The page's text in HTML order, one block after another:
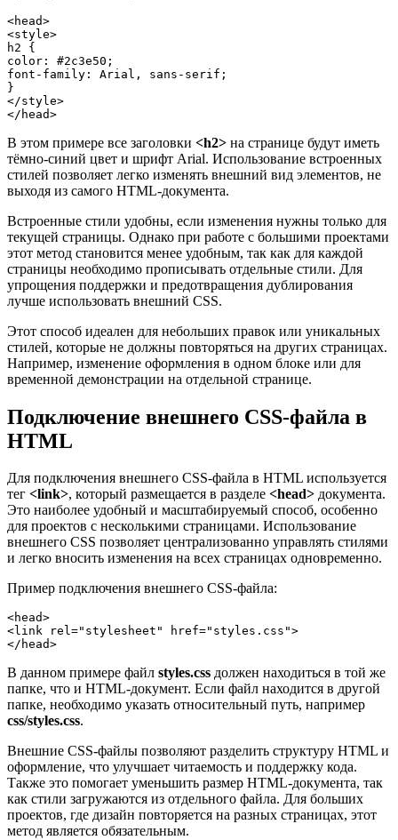
<head>
<style>
h2 {
color: #2c3e50;
font-family: Arial, sans-serif;
}
</style>
В этом примере все заголовки <h2> на странице будут иметь
тёмно-синий цвет и шрифт Arial. Использование встроенных
стилей позволяет легко изменять внешний вид элементов, не
выходя из самого HTML-документа.
Встроенные стили удобны, если изменения нужны только для
текущей страницы. Однако при работе с большими проектами
этот метод становится менее удобным, так как для каждой
страницы необходимо прописывать отдельные стили. Для
упрощения поддержки и предотвращения дублирования
лучше использовать внешний CSS.
Этот способ идеален для небольших правок или уникальных
стилей, которые не должны повторяться на других страницах.
Например, изменение оформления в одном блоке или для
временной демонстрации на отдельной странице.
Подключение внешнего CSS-файла в
HTML
Для подключения внешнего CSS-файла в HTML используется
тег <link>, который размещается в разделе <head> документа.
Это наиболее удобный и масштабируемый способ, особенно
для проектов с несколькими страницами. Использование
внешнего CSS позволяет централизованно управлять стилями
и легко вносить изменения на всех страницах одновременно.
Пример подключения внешнего CSS-файла:
<head>
<link rel="stylesheet" href="styles.css">
В данном примере файл styles.css должен находиться в той же
папке, что и HTML-документ. Если файл находится в другой
папке, необходимо указать относительный путь, например
css/styles.css.
Внешние CSS-файлы позволяют разделить структуру HTML и
оформление, что улучшает читаемость и поддержку кода.
Также это помогает уменьшить размер HTML-документа, так
как стили загружаются из отдельного файла. Для больших
проектов, где дизайн повторяется на разных страницах, этот
метод является обязательным.